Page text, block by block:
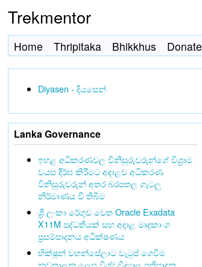
Trekmentor
Home Thripitaka Bhikkhus Donate
Diyasen - දියසෙන්
Lanka Governance
ඉහළ අධිකරණවල විනිසුරුවරුන්ගේ විශ්‍රාම
වයස දීර්ඝ කිරීමට අදාළව අධිකරණ
විනිසුරුවරුන් අතර බරපතල ගැටලු
නිර්මාණය වී තිබීම
ශ්‍රී ලංකා රේගුව වෙත Oracle Exadata
X11M පද්ධතියක් සහ අදාළ මෘදුකාංග
ප්‍රසම්පාදනය අධීක්ෂණය
භික්ෂූන් වහන්සේලාට වැටුප් ගෙවීම